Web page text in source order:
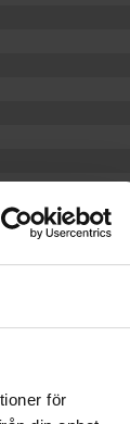
för